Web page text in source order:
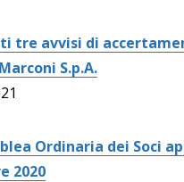
tre avvisi di
S.p.A.
Ordinaria dei Soci
2020